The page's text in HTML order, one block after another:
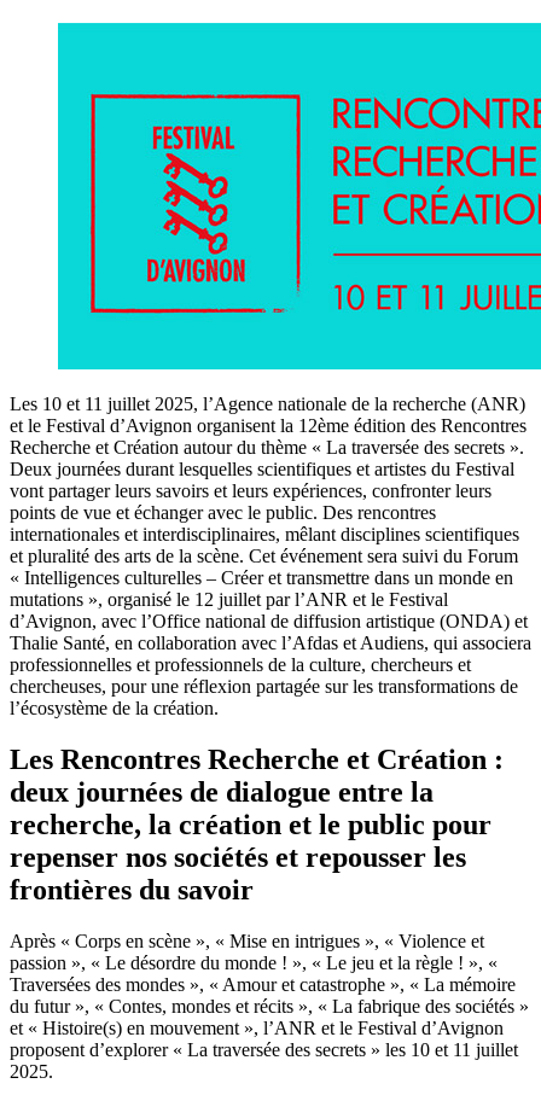
Les 10 et 11 juillet 2025, l’Agence nationale de la recherche (ANR)
et le Festival d’Avignon organisent la 12ème édition des Rencontres
Recherche et Création autour du thème « La traversée des secrets ».
Deux journées durant lesquelles scientifiques et artistes du Festival
vont partager leurs savoirs et leurs expériences, confronter leurs
points de vue et échanger avec le public. Des rencontres
internationales et interdisciplinaires, mêlant disciplines scientifiques
et pluralité des arts de la scène. Cet événement sera suivi du Forum
« Intelligences culturelles – Créer et transmettre dans un monde en
mutations », organisé le 12 juillet par l’ANR et le Festival
d’Avignon, avec l’Office national de diffusion artistique (ONDA) et
Thalie Santé, en collaboration avec l’Afdas et Audiens, qui associera
professionnelles et professionnels de la culture, chercheurs et
chercheuses, pour une réflexion partagée sur les transformations de
l’écosystème de la création.
Les Rencontres Recherche et Création :
deux journées de dialogue entre la
recherche, la création et le public pour
repenser nos sociétés et repousser les
frontières du savoir
Après « Corps en scène », « Mise en intrigues », « Violence et
passion », « Le désordre du monde ! », « Le jeu et la règle ! », «
Traversées des mondes », « Amour et catastrophe », « La mémoire
du futur », « Contes, mondes et récits », « La fabrique des sociétés »
et « Histoire(s) en mouvement », l’ANR et le Festival d’Avignon
proposent d’explorer « La traversée des secrets » les 10 et 11 juillet
2025.